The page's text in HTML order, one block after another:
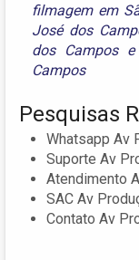
filmagem em
José dos
dos Campose
Campos
Pesquisas
Whatsapp Av
Suporte Av
Atendimento
SAC Av
Contato Av